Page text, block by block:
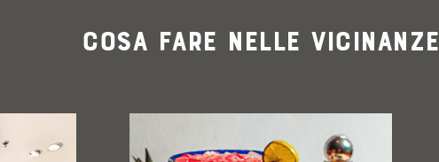
Cosa fare nelle vicinanze